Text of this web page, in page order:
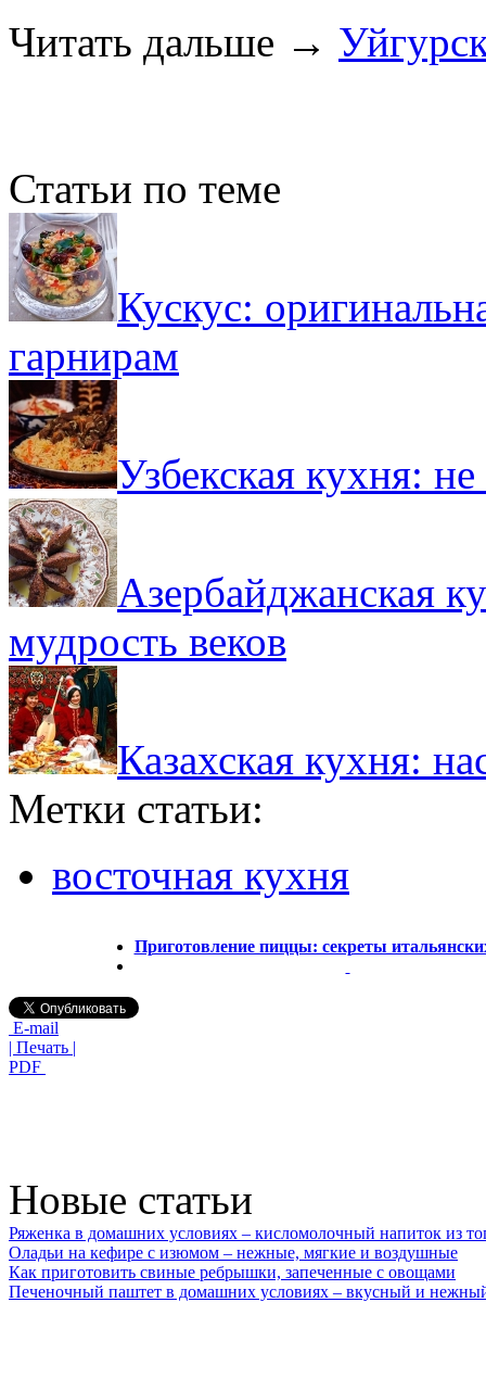
Читать дальше →
Статьи по теме
Кускус:
гарнирам
Узбекская кухня:
Азербайджанская
мудрость веков
Казахская кухня:
Метки статьи:
восточная кухня
Приготовление пиццы: секреты
E-mail
| Печать |
PDF
Новые статьи
Ряженка в домашних условиях – кисломолочный напиток из
Оладьи на кефире с изюмом – нежные, мягкие и воздушные
Как приготовить свиные ребрышки, запеченные с овощами
Печеночный паштет в домашних условиях – вкусный и